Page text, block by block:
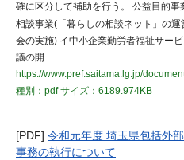
確に区分して補助を行う。 公益目的
相談事業(「暮らしの相談ネット」の運
会の実施) イ中小企業勤労者福祉サー
議の開
https://www.pref.saitama.lg.jp/
種別：pdfサイズ：6189.974KB
[PDF] 令和元年度 埼玉県包括外
事務の執行について